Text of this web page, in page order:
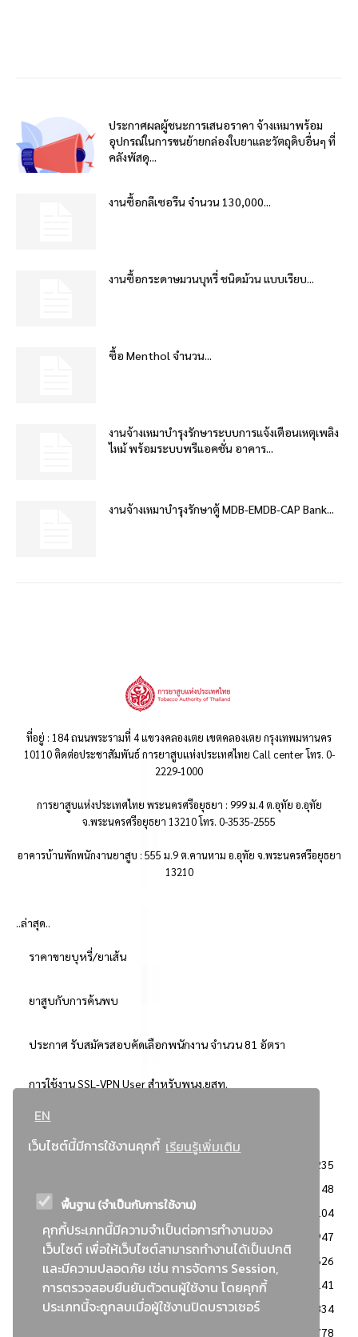
EN
เว็บไซต์นี้มีการใช้งานคุกกี้ เรียนรู้เพิ่มเติม
พื้นฐาน (จำเป็นกับการใช้งาน)
คุกกี้ประเภทนี้มีความจำเป็นต่อการทำงานของ
เว็บไซต์ เพื่อให้เว็บไซต์สามารถทำงานได้เป็นปกติ
และมีความปลอดภัย เช่น การจัดการ Session,
การตรวจสอบยืนยันตัวตนผู้ใช้งาน โดยคุกกี้
ประเภทนี้จะถูกลบเมื่อผู้ใช้งานปิดบราวเซอร์
ประกาศผลผู้ชนะการเสนอราคา จ้างเหมาพร้อม
อุปกรณ์ในการขนย้ายกล่องใบยาและวัตถุดิบอื่นๆ ที่
คลังพัสดุ...
งานซื้อกลีเซอรีน จำนวน 130,000...
งานซื้อกระดาษมวนบุหรี่ ชนิดม้วน แบบเรียบ...
ซื้อ Menthol จำนวน...
งานจ้างเหมาบำรุงรักษาระบบการแจ้งเตือนเหตุเพลิง
ไหม้ พร้อมระบบพรีแอคชั่น อาคาร...
งานจ้างเหมาบำรุงรักษาตู้ MDB-EMDB-CAP Bank...
ที่อยู่ : 184 ถนนพระรามที่ 4 แขวงคลองเตย เขตคลองเตย กรุงเทพมหานคร
10110 ติดต่อประชาสัมพันธ์ การยาสูบแห่งประเทศไทย Call center โทร. 0-
2229-1000
การยาสูบแห่งประเทศไทย พระนครศรีอยุธยา : 999 ม.4 ต.อุทัย อ.อุทัย
จ.พระนครศรีอยุธยา 13210 โทร. 0-3535-2555
อาคารบ้านพักพนักงานยาสูบ : 555 ม.9 ต.คานหาม อ.อุทัย จ.พระนครศรีอยุธยา
13210
..ล่าสุด..
ราคาขายบุหรี่/ยาเส้น
ยาสูบกับการค้นพบ
ประกาศ รับสมัครสอบคัดเลือกพนักงาน จำนวน 81 อัตรา
การใช้งาน SSL-VPN User สำหรับพนง.ยสท.
..ยอดนิยม..
3235
2348
: วิธีเฉพาะเจาะจง
2104
ข่าวสาร/ประกาศ
1947
: เอกสารส่งเสริมความโปร่งใสในการจัดซื้อจัดจ้าง
1626
ข่าวสารจัดซื้อจัดจ้าง
1141
: แผนการจัดซื้อจัดจ้าง
834
778